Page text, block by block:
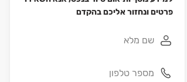
פרטים ונחזור אליכם בהקדם